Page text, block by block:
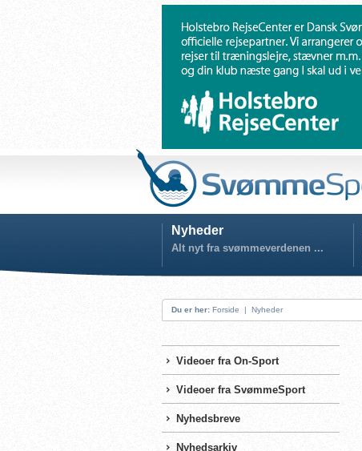
Nyheder
Alt nyt fra svømmeverdenen ...
Du er her: Forside | Nyheder
Videoer fra On-Sport
Videoer fra SvømmeSport
Nyhedsbreve
Nyhedsarkiv